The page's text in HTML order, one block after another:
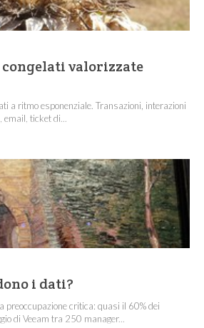
valorizzate
a ritmo esponenziale. Transazioni, interazioni
ticket di...
i dati?
preoccupazione critica: quasi il 60% dei
di Veeam tra 250 manager...